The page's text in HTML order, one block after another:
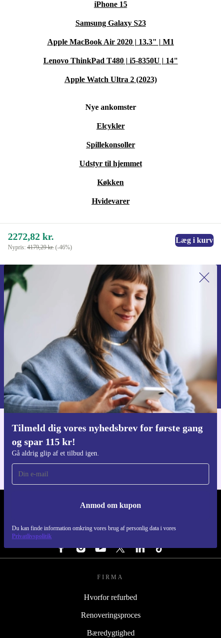
iPhone 15
Samsung Galaxy S23
Apple MacBook Air 2020 | 13.3" | M1
Lenovo ThinkPad T480 | i5-8350U | 14"
Apple Watch Ultra 2 (2023)
Nye ankomster
Elcykler
Spillekonsoller
Udstyr til hjemmet
Køkken
Hvidevarer
2272,82 kr.
Nypris: 4179,29 kr. (-46%)
Læg i kurv
Tilmeld dig vores nyhedsbrev for første gang
og spar 115 kr!
Gå aldrig glip af et tilbud igen.
Anmod om kupon
Du kan finde information omkring vores brug af personlig data i vores
Privatlivspolitik
Tilmeld dig vores nyhedsbrev for
første gang og spar 115 kr!
Gå aldrig glip af et tilbud igen.
Anmod om kupon
Du kan finde information omkring vores brug af personlig data i vores
Privatlivspolitik.
Download refurbed appen
REFURBED DANMARK - RETHINK NEW.
FØLG OS
FIRMA
Hvorfor refurbed
Renoveringsproces
Bæredygtighed